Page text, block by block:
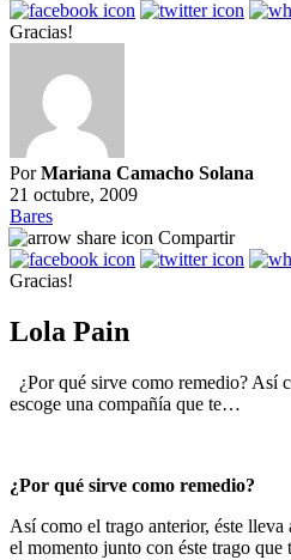
Gracias!
PorMariana Camacho Solana
21 octubre, 2009
Bares
Compartir
Gracias!
Lola Pain
¿Por qué sirve como remedio? Así
escoge una compañía que te…
¿Por qué sirve como remedio?
Así como el trago anterior, éste
el momento junto con éste trago